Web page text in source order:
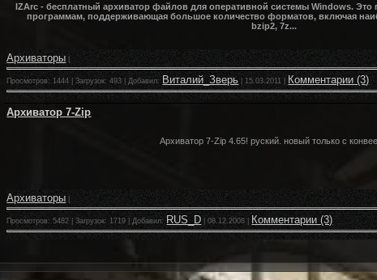
IZArc - бесплатный архиватор файлов для оперативной системы Windows. Это
программам, поддерживающая большое количество форматов, включая
bzip2, 7z...
Архиваторы
Просмотров: 1444 | Загрузок: 493 | Добавил:Виталий_Зверь | 15.03.2011 Комментарии (3)
Архиватор 7-Zip
Архиватор 7-Zip 4.65! руский. новый только с
Архиваторы
Просмотров: 5482 | Загрузок: 1719 | Добавил: RUS_D |08.12.2008 |Комментарии (3)